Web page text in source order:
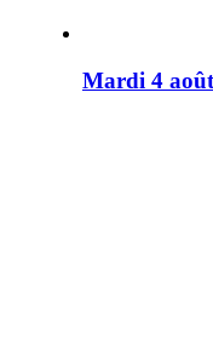
Mardi 4